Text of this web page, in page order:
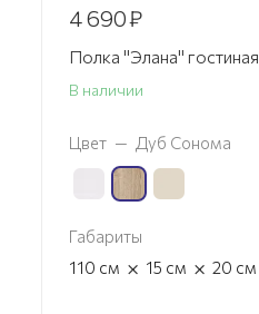
4 690₽
Полка "Элана" гостиная
В наличии
Цвет — Дуб Сонома
Габариты
110 см × 15 см × 20 см